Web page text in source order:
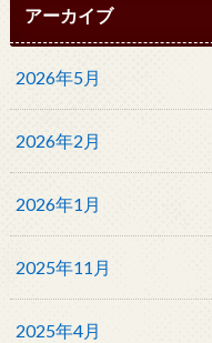
アーカイブ
2026年5月
2026年2月
2026年1月
2025年11月
2025年4月